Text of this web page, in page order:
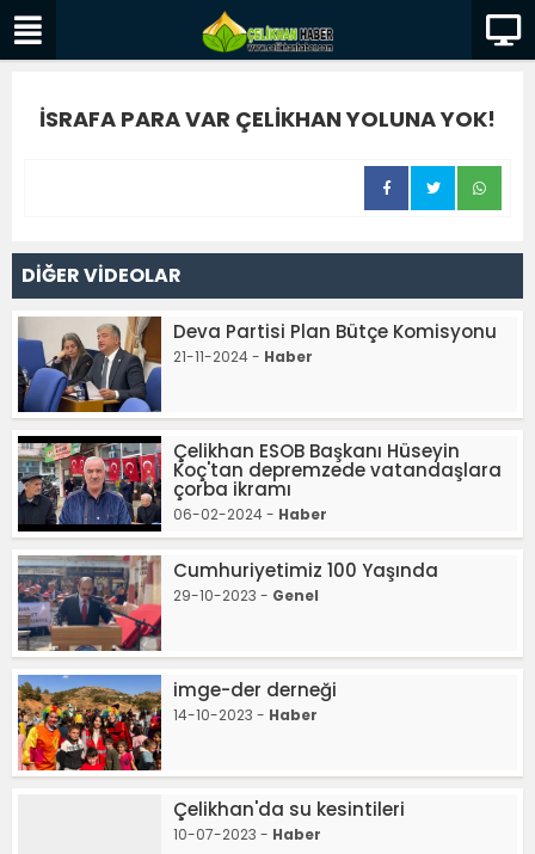
İSRAFA PARA VAR ÇELİKHAN YOLUNA YOK!
DİĞER VİDEOLAR
Deva Partisi Plan Bütçe Komisyonu
21-11-2024 - Haber
Çelikhan ESOB Başkanı Hüseyin
Koç'tan depremzede vatandaşlara
çorba ikramı
06-02-2024 - Haber
Cumhuriyetimiz 100 Yaşında
29-10-2023 - Genel
imge-der derneği
14-10-2023 - Haber
Çelikhan'da su kesintileri
10-07-2023 - Haber